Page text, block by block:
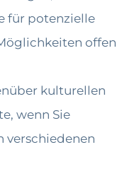
für potenzielle
offen
kulturellen
wenn Sie
verschiedenen